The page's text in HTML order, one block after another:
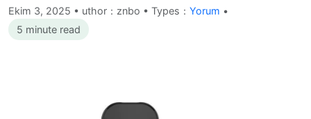
Ekim 3, 2025 • uthor：znbo • Types： Yorum •
5 minute read